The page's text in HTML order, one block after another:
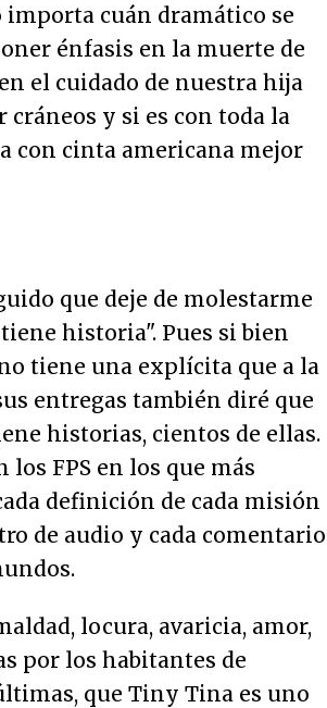
importa cuán dramático se
énfasis en la muerte de
el cuidado de nuestra hija
cráneos y si es con toda la
con cinta americana mejor
que deje de molestarme
historia". Pues si bien
tiene una explícita que a la
entregas también diré que
historias, cientos de ellas.
los FPS en los que más
definición de cada misión
de audio y cada comentario
locura, avaricia, amor,
por los habitantes de
que Tiny Tina es uno